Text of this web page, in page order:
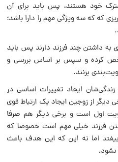
خود هستند، پس باید برای آن
که که سه ویژگی مهم را دارا باشد؛
داشتن چند فرزند دارند پس باید
کرده و سپس بر اساس بررسی و
بزنند.
ایجاد تغییرات اساسی در
از زوجین ایجاد یک ارتباط قوی
اول است و برخی دیگر هم صرفا
فرزند خیلی مهم است خصوصا که
اما نه این که این هدف باعث